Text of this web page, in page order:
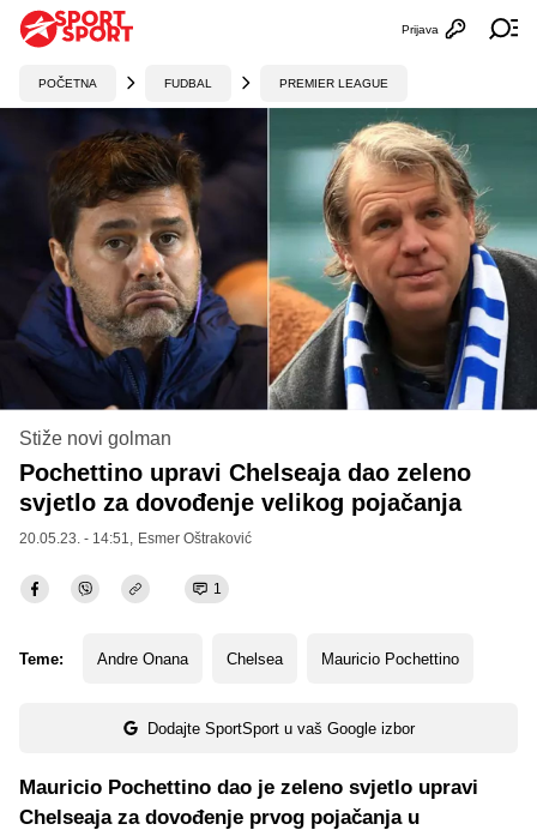
Otvori
Prijava
POČETNA FUDBAL PREMIER LEAGUE
Stiže novi golman
Pochettino upravi Chelseaja dao zeleno
svjetlo za dovođenje velikog pojačanja
20.05.23. - 14:51, Esmer Oštraković
1
Teme: Andre Onana Chelsea Mauricio Pochettino
Dodajte SportSport u vaš Google izbor
Mauricio Pochettino dao je zeleno svjetlo upravi
Chelseaja za dovođenje prvog pojačanja u